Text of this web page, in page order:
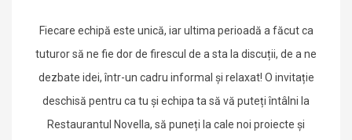
Fiecare echipă este unică, iar ultima perioadă a făcut ca
tuturor să ne fie dor de firescul de a sta la discuții, de a ne
dezbate idei, într-un cadru informal și relaxat! O invitație
deschisă pentru ca tu și echipa ta să vă puteți întâlni la
Restaurantul Novella, să puneți la cale noi proiecte și